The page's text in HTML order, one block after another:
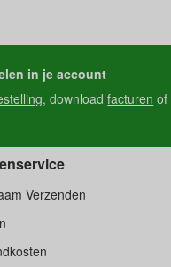
in je account
, downloadfacturen of
Verzenden